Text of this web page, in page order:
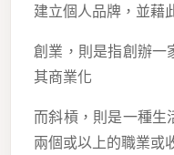
建立個人品牌，並藉
創業，則是指創辦一
其商業化
而斜槓，則是一種生
兩個或以上的職業或